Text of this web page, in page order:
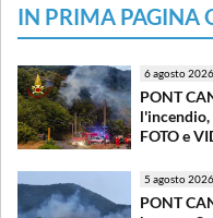
IN PRIMA PAGINA
6 agosto 2026
PONT
l'incendio,
FOTO e
5 agosto 2026
PONT